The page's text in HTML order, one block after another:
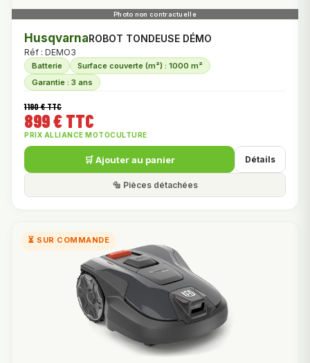
HusqvarnaROBOT TONDEUSE DÉMO
Réf : DEMO3
Batterie
Surface couverte (m²) : 1000 m²
Garantie : 3 ans
1 190 € TTC
899 € TTC
PRIX ALLIANCE MOTOCULTURE
🛒 Ajouter au panier Détails
🔩 Pièces détachées
⏳ SUR COMMANDE